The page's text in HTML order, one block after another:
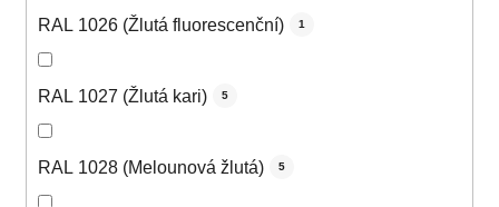
RAL 1026 (Žlutá fluorescenční) 1
RAL 1027 (Žlutá kari) 5
RAL 1028 (Melounová žlutá) 5